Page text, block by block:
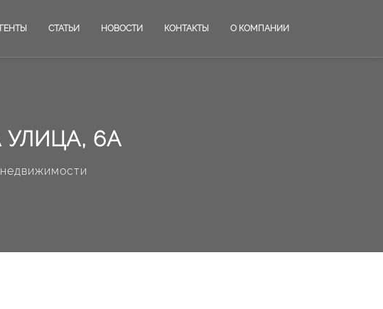
СТАТЬИ НОВОСТИ КОНТАКТЫ О КОМПАНИИ
6А